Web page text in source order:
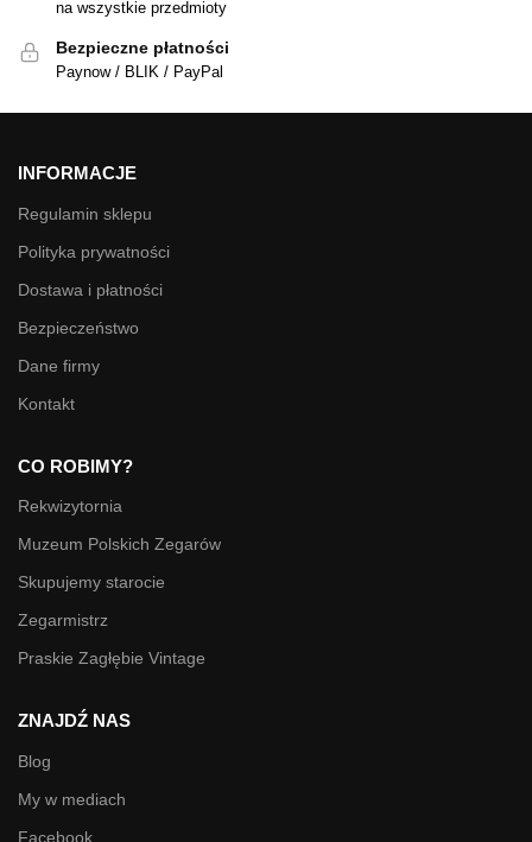
na wszystkie przedmioty
Bezpieczne płatności
Paynow / BLIK / PayPal
INFORMACJE
Regulamin sklepu
Polityka prywatności
Dostawa i płatności
Bezpieczeństwo
Dane firmy
Kontakt
CO ROBIMY?
Rekwizytornia
Muzeum Polskich Zegarów
Skupujemy starocie
Zegarmistrz
Praskie Zagłębie Vintage
ZNAJDŹ NAS
Blog
My w mediach
Facebook